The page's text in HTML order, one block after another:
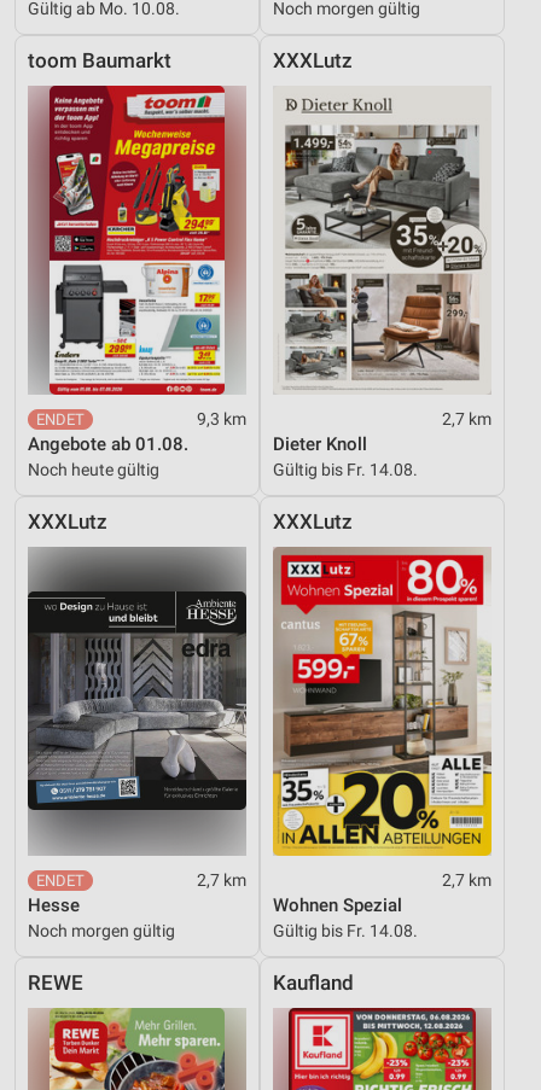
Gültig ab Mo. 10.08. Noch morgen gültig
toom Baumarkt
9,3 km
Angebote ab 01.08.
Noch heute gültig
XXXLutz
2,7 km
Dieter Knoll
Gültig bis Fr. 14.08.
XXXLutz
2,7 km
Hesse
Noch morgen gültig
XXXLutz
2,7 km
Wohnen Spezial
Gültig bis Fr. 14.08.
REWE Kaufland